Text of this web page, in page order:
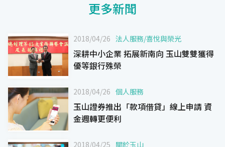
更多新聞
2018/04/26 法人服務/喜悅與榮光
深耕中小企業 拓展新南向 玉山雙雙獲得
優等銀行殊榮
2018/04/26 個人服務
玉山證券推出「款項借貸」線上申請 資
金週轉更便利
2018/04/25 關於玉山